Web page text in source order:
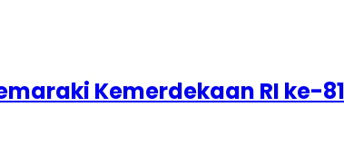
Kemerdekaan RI ke-81